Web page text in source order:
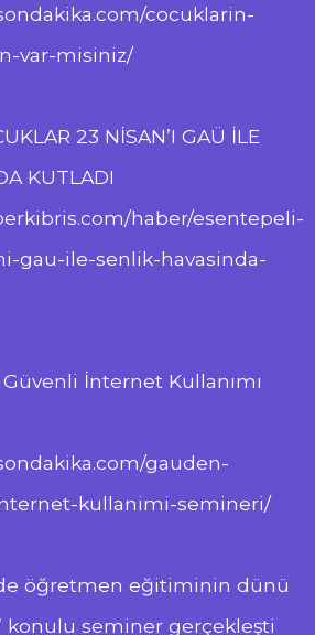
cocuklarin-
var-misiniz/
23 NİSAN’I GAÜ İLE
KUTLADI
haber/esentepeli-
gau-ile-senlik-havasinda-
İnternet Kullanımı
gauden-
kullanimi-semineri/
öğretmen eğitiminin dünü
konulu seminer gerçekleşti